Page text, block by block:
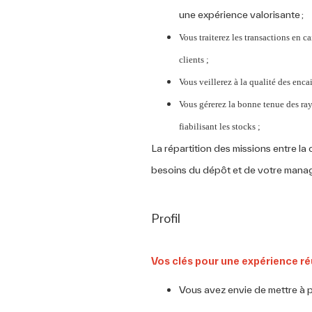
une expérience valorisante ;
Vous traiterez les transactions en
clients ;
Vous veillerez à la qualité des
Vous gérerez la bonne tenue des
fiabilisant les stocks ;
La répartition des missions entre
besoins du dépôt et de votre
Profil
Vos clés pour une expérience
Vous avez envie de mettre à